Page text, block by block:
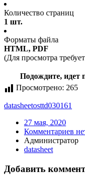
Количество страниц
1 шт.
Форматы файла
HTML, PDF
(Для просмотра
Подождите, идет
Просмотрено: 265
datasheetosttd030161
27 мая, 2020
Комментариев
Администратор
datasheet
Добавить